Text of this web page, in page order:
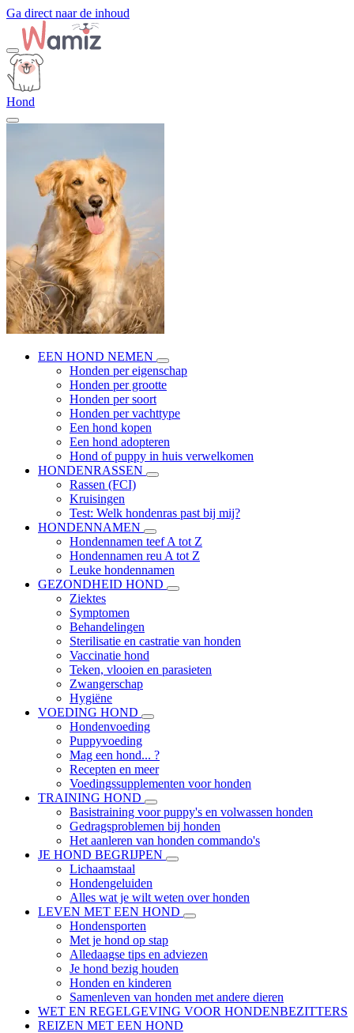
Ga direct naar de inhoud
Hond
EEN HOND NEMEN
Honden per eigenschap
Honden per grootte
Honden per soort
Honden per vachttype
Een hond kopen
Een hond adopteren
Hond of puppy in huis verwelkomen
HONDENRASSEN
Rassen (FCI)
Kruisingen
Test: Welk hondenras past bij mij?
HONDENNAMEN
Hondennamen teef A tot Z
Hondennamen reu A tot Z
Leuke hondennamen
GEZONDHEID HOND
Ziektes
Symptomen
Behandelingen
Sterilisatie en castratie van honden
Vaccinatie hond
Teken, vlooien en parasieten
Zwangerschap
Hygiëne
VOEDING HOND
Hondenvoeding
Puppyvoeding
Mag een hond... ?
Recepten en meer
Voedingssupplementen voor honden
TRAINING HOND
Basistraining voor puppy's en volwassen honden
Gedragsproblemen bij honden
Het aanleren van honden commando's
JE HOND BEGRIJPEN
Lichaamstaal
Hondengeluiden
Alles wat je wilt weten over honden
LEVEN MET EEN HOND
Hondensporten
Met je hond op stap
Alledaagse tips en adviezen
Je hond bezig houden
Honden en kinderen
Samenleven van honden met andere dieren
WET EN REGELGEVING VOOR HONDENBEZITTERS
REIZEN MET EEN HOND